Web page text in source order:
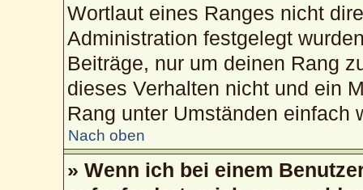
Wortlaut eines Ranges nicht
Administration festgelegt
Beiträge, nur um deinen Rang
dieses Verhalten nicht und ein
Rang unter Umständen einfach
Nach oben
» Wenn ich bei einem